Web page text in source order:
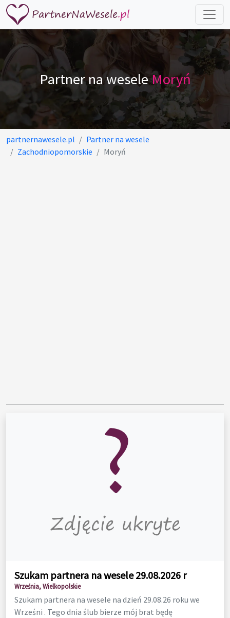
Partner na weseleMoryń
partnernawesele.pl
Partner na wesele
Zachodniopomorskie
Moryń
Szukam partnera na wesele 29.08.2026 r
Września, Wielkopolskie
Szukam partnera na wesele na dzień 29.08.26 roku we
Wrześni . Tego dnia ślub bierze mój brat będę